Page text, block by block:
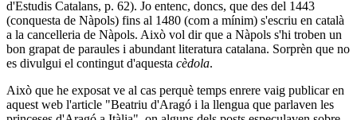
d'Estudis Catalans, p. 62). Jo entenc, doncs, que des del 1443
(conquesta de Nàpols) fins al 1480 (com a mínim) s'escriu en català
a la cancelleria de Nàpols. Això vol dir que a Nàpols s'hi troben un
bon grapat de paraules i abundant literatura catalana. Sorprèn que no
es divulgui el contingut d'aquesta cèdola.
Això que he exposat ve al cas perquè temps enrere vaig publicar en
aquest web l'article "Beatriu d'Aragó i la llengua que parlaven les